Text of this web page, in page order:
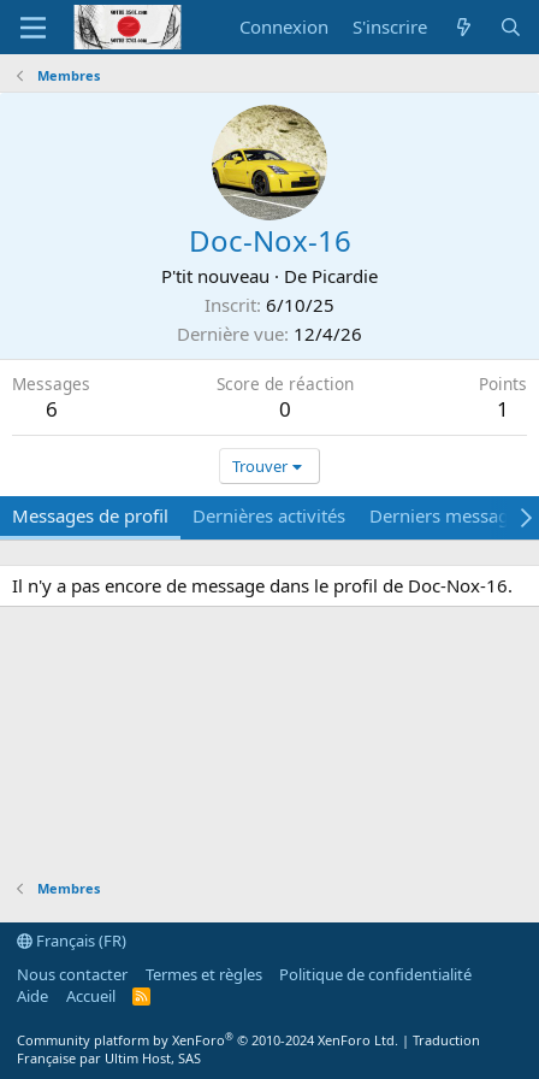
Connexion S'inscrire
Membres
Doc-Nox-16
P'tit nouveau · De Picardie
Inscrit 6/10/25
Dernière vue 12/4/26
Messages
6
Score de réaction
0
Points
1
Trouver
Messages de profil Dernières activités Derniers messages
Il n'y a pas encore de message dans le profil de Doc-Nox-16.
Membres
Français (FR)
Nous contacter
Termes et règles
Politique de confidentialité
Aide
Accueil
R
Community platform by XenForo® © 2010-2024 XenForo Ltd. | Traduction
Française par Ultim Host, SAS